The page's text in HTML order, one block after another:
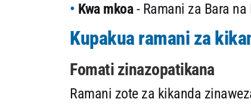
Kwa mkoa- Ramani za Bara na
Kupakua ramani za
Fomati zinazopatikana
Ramani zote za kikanda